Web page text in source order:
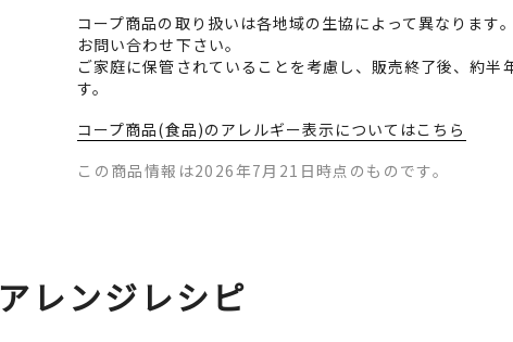
コープ商品の取り扱いは各地域の生協によって異なります
お問い合わせ下さい。
ご家庭に保管されていることを考慮し、販売終了後、約半
す。
コープ商品(食品)のアレルギー表示についてはこちら
この商品情報は2026年7月21日時点のものです。
アレンジレシピ